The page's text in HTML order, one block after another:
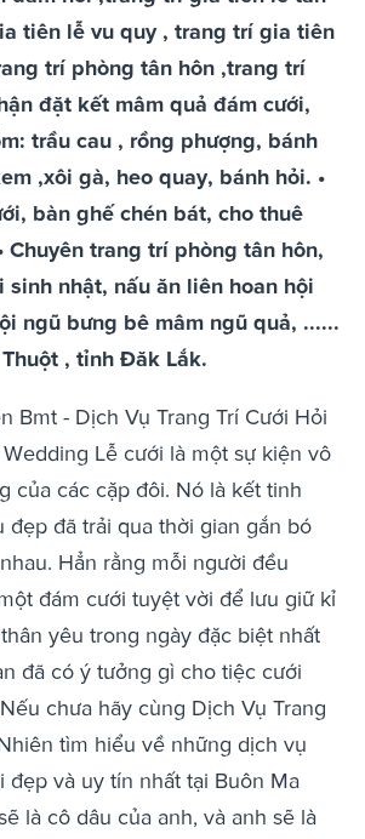
tiên lễ vu quy , trang trí gia tiên
trí phòng tân hôn ,trang trí
đặt kết mâm quả đám cưới,
trầu cau , rồng phượng, bánh
,xôi gà, heo quay, bánh hỏi. •
bàn ghế chén bát, cho thuê
Chuyên trang trí phòng tân hôn,
nhật, nấu ăn liên hoan hội
ngũ bưng bê mâm ngũ quả, ......
, tỉnh Đăk Lắk.
Bmt - Dịch Vụ Trang Trí Cưới Hỏi
Lễ cưới là một sự kiện vô
của các cặp đôi. Nó là kết tinh
đẹp đã trải qua thời gian gắn bó
Hẳn rằng mỗi người đều
đám cưới tuyệt vời để lưu giữ kỉ
yêu trong ngày đặc biệt nhất
đã có ý tưởng gì cho tiệc cưới
chưa hãy cùng Dịch Vụ Trang
tìm hiểu về những dịch vụ
đẹp và uy tín nhất tại Buôn Ma
là cô dâu của anh, và anh sẽ là